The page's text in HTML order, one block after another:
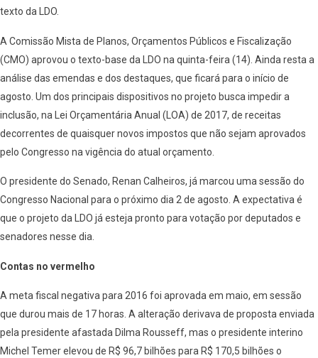
texto da LDO.
A Comissão Mista de Planos, Orçamentos Públicos e Fiscalização
(CMO) aprovou o texto-base da LDO na quinta-feira (14). Ainda resta a
análise das emendas e dos destaques, que ficará para o início de
agosto. Um dos principais dispositivos no projeto busca impedir a
inclusão, na Lei Orçamentária Anual (LOA) de 2017, de receitas
decorrentes de quaisquer novos impostos que não sejam aprovados
pelo Congresso na vigência do atual orçamento.
O presidente do Senado, Renan Calheiros, já marcou uma sessão do
Congresso Nacional para o próximo dia 2 de agosto. A expectativa é
que o projeto da LDO já esteja pronto para votação por deputados e
senadores nesse dia.
Contas no vermelho
A meta fiscal negativa para 2016 foi aprovada em maio, em sessão
que durou mais de 17 horas. A alteração derivava de proposta enviada
pela presidente afastada Dilma Rousseff, mas o presidente interino
Michel Temer elevou de R$ 96,7 bilhões para R$ 170,5 bilhões o